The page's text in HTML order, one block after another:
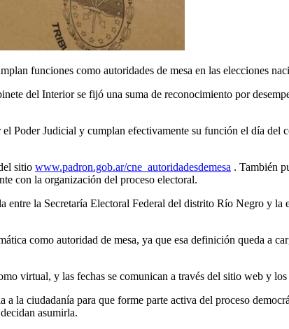
funciones como autoridades de mesa en las elecciones
del Interior se fijó una suma de reconocimiento por
Poder Judicial y cumplan efectivamente su función el día
sitio www.padron.gob.ar/cne_autoridadesdemesa . También
con la organización del proceso electoral.
entre la Secretaría Electoral Federal del distrito Río Negro y
como autoridad de mesa, ya que esa definición queda a
virtual, y las fechas se comunican a través del sitio web y
la ciudadanía para que forme parte activa del proceso
asumirla.